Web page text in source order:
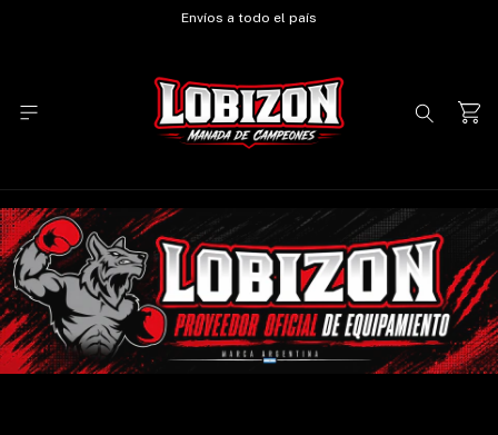
Envíos a todo el país